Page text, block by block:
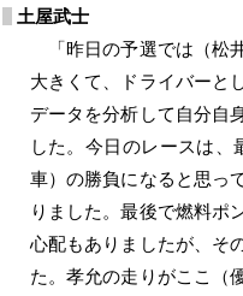
土屋武士
「昨日の予選では（松
大きくて、ドライバーと
データを分析して自分自
した。今日のレースは
車）の勝負になると思っ
りました。最後で燃料ポ
心配もありましたが、そ
た。孝允の走りがここ（